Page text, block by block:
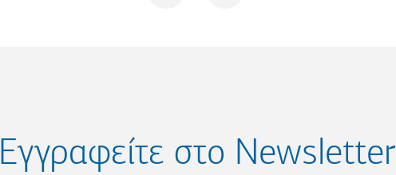
Εγγραφείτε στο Newsletter